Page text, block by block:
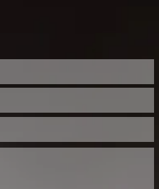
paroissial du 5 et